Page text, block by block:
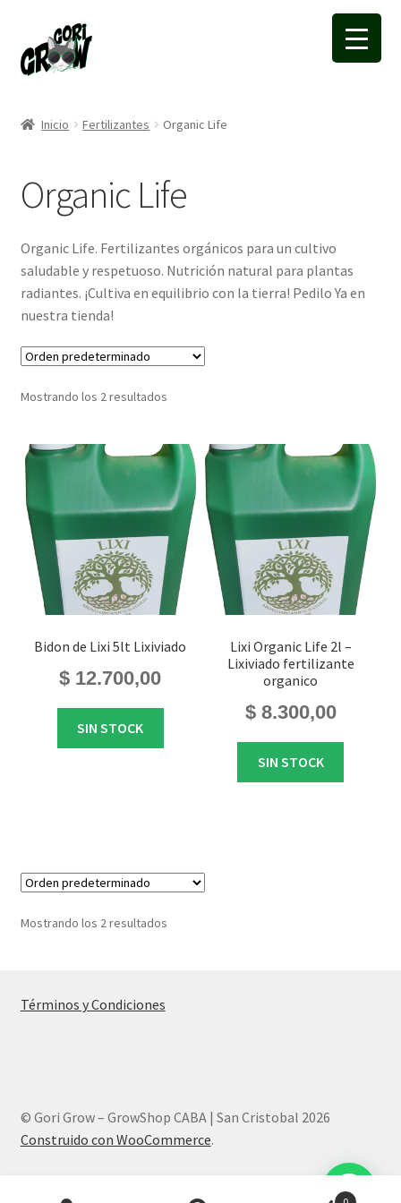
a
la
a
la
Inicio Fertilizantes Organic Life
Organic Life
Organic Life. Fertilizantes orgánicos para un cultivo
saludable y respetuoso. Nutrición natural para plantas
radiantes. ¡Cultiva en equilibrio con la tierra! Pedilo Ya en
nuestra tienda!
Mostrando los 2 resultados
Bidon de Lixi 5lt Lixiviado
$ 12.700,00
SIN STOCK
Lixi Organic Life 2l –
Lixiviado fertilizante
organico
$8.300,00
SIN STOCK
Mostrando los 2 resultados
Términos y Condiciones
© Gori Grow – GrowShop CABA | San Cristobal 2026
Construido con WooCommerce.